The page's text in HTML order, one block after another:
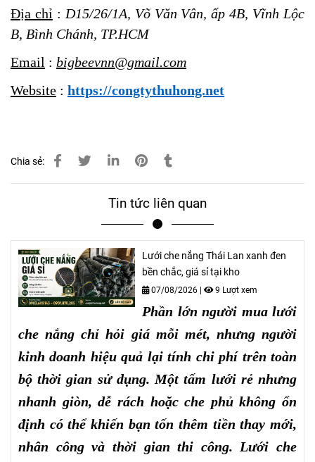
Địa chỉ :D15/26/1A, Võ Văn Vân, ấp 4B, Vĩnh Lộc
B, Bình Chánh, TP.HCM
Email : bigbeevnn@gmail.com
Website : https://congtythuhong.net
Chia sẻ:
Tin tức liên quan
Lưới che nắng Thái Lan xanh đen
bền chắc, giá sỉ tại kho
07/08/2026 | 9 Lượt xem
Phần lớn người mua lưới
che nắng chỉ hỏi giá mỗi mét, nhưng người
kinh doanh hiệu quả lại tính chi phí trên toàn
bộ thời gian sử dụng. Một tấm lưới rẻ nhưng
nhanh giòn, dễ rách hoặc che phủ không ổn
định có thể khiến bạn tốn thêm tiền thay mới,
nhân công và thời gian thi công. Lưới che